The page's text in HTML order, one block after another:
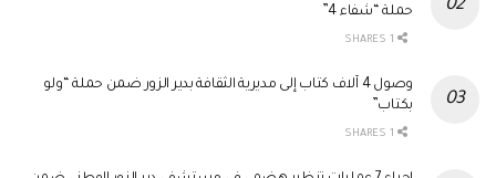
حملة “شفاء 4”
وصول 4 آلاف كتاب إلى مديرية الثقافة بدير الزور ضمن حملة “ولو
بكتاب”